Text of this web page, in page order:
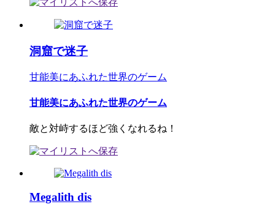
洞窟で迷子
甘能美にあふれた世界のゲーム
甘能美にあふれた世界のゲーム
敵と対峙するほど強くなれるね！
Megalith dis